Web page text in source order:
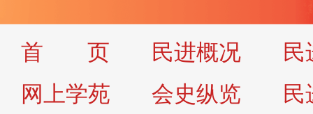
首 页 民进概况
民
网上学苑
会史纵览 民